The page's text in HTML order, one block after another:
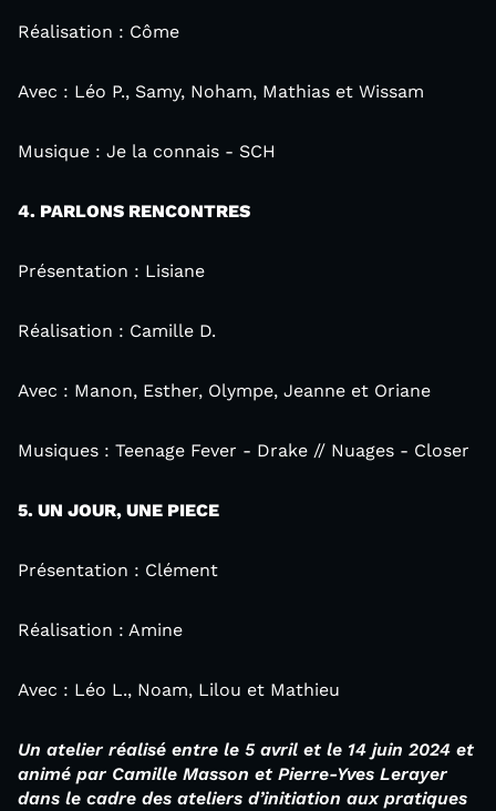
Réalisation : Côme
Avec : Léo P., Samy, Noham, Mathias et Wissam
Musique : Je la connais - SCH
4. PARLONS RENCONTRES
Présentation : Lisiane
Réalisation : Camille D.
Avec : Manon, Esther, Olympe, Jeanne et Oriane
Musiques : Teenage Fever - Drake // Nuages - Closer
5. UN JOUR, UNE PIECE
Présentation : Clément
Réalisation : Amine
Avec : Léo L., Noam, Lilou et Mathieu
Un atelier réalisé entre le 5 avril et le 14 juin 2024 et
animé par Camille Masson et Pierre-Yves Lerayer
dans le cadre des ateliers d’initiation aux pratiques